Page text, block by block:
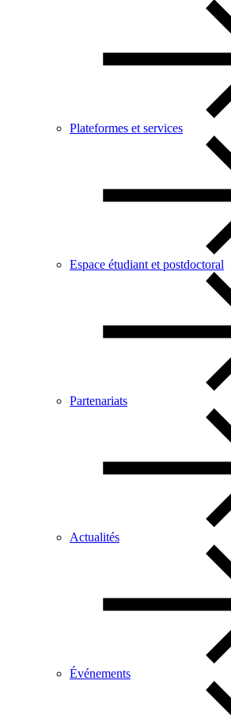
Plateformes et services
Espace étudiant et postdoctoral
Partenariats
Actualités
Événements